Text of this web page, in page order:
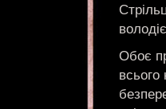
Обоє
всього